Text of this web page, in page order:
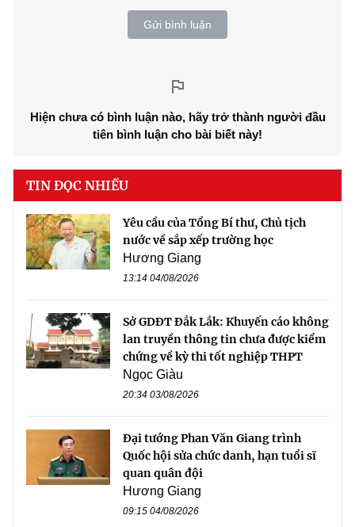
Gửi bình luận
Hiện chưa có bình luận nào, hãy trở thành người đầu
tiên bình luận cho bài biết này!
TIN ĐỌC NHIỀU
Yêu cầu của Tổng Bí thư, Chủ tịch
nước về sắp xếp trường học
Hương Giang
13:14 04/08/2026
Sở GDĐT Đắk Lắk: Khuyến cáo không
lan truyền thông tin chưa được kiểm
chứng về kỳ thi tốt nghiệp THPT
Ngọc Giàu
20:34 03/08/2026
Đại tướng Phan Văn Giang trình
Quốc hội sửa chức danh, hạn tuổi sĩ
quan quân đội
Hương Giang
09:15 04/08/2026